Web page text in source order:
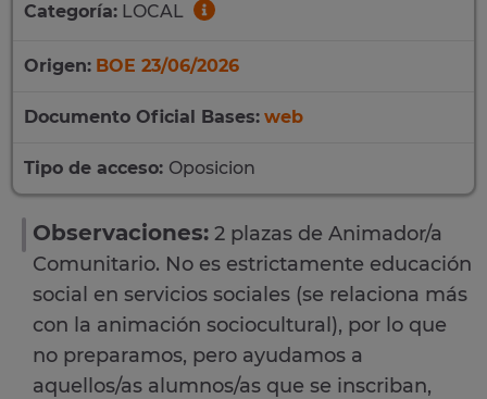
Categoría: LOCAL
Origen: BOE 23/06/2026
Documento Oficial Bases: web
Tipo de acceso: Oposicion
Observaciones: 2 plazas de Animador/a
Comunitario. No es estrictamente educación
social en servicios sociales (se relaciona más
con la animación sociocultural), por lo que
no preparamos, pero ayudamos a
aquellos/as alumnos/as que se inscriban,